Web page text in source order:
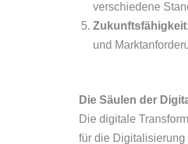
verschiedene
Zukunftsfähigkeit
und
Die Säulen der
Die digitale
für die